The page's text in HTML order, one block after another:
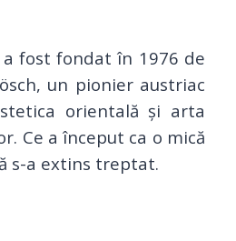
a fost fondat în 1976 de
un pionier austriac
orientală și arta
Ce a început ca o mică
s-a extins treptat.